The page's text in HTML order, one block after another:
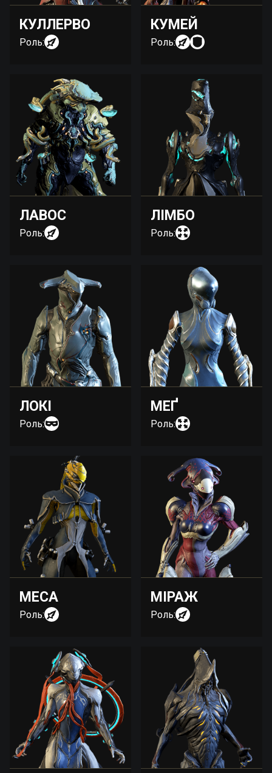
КУЛЛЕРВО
Роль:
КУМЕЙ
Роль:
ЛАВОС
Роль:
ЛІМБО
Роль:
ЛОКІ
Роль:
МЕҐ
Роль:
МЕСА
Роль:
МІРАЖ
Роль: